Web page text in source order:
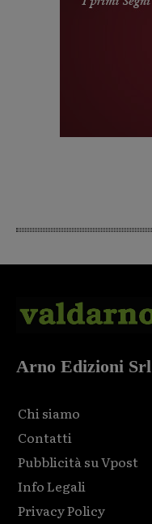
Arno Edizioni Srl
Chi siamo
Contatti
Pubblicità su Vpost
Info Legali
Privacy Policy